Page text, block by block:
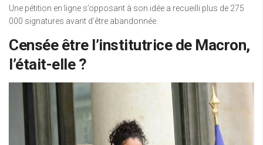
Une pétition en ligne s’opposant à son idée a recueilli plus de 275
000 signatures avant d’être abandonnée.
Censée être l’institutrice de Macron,
l’était-elle ?